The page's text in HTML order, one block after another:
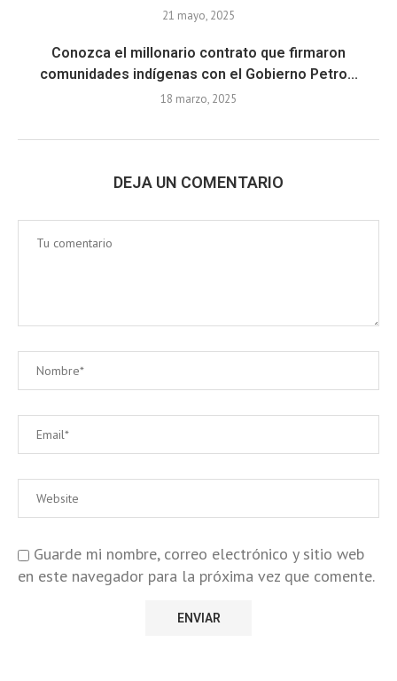
21 mayo, 2025
Conozca el millonario contrato que firmaron
comunidades indígenas con el Gobierno Petro...
18 marzo, 2025
DEJA UN COMENTARIO
Guarde mi nombre, correo electrónico y sitio web
en este navegador para la próxima vez que comente.